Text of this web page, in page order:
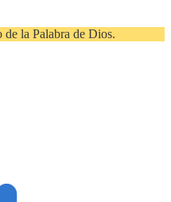
de la Palabra de Dios.